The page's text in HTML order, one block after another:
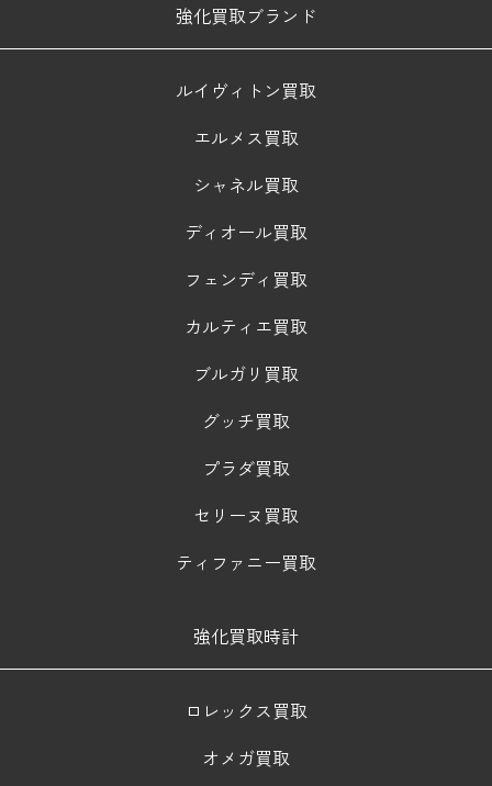
強化買取ブランド
ルイヴィトン買取
エルメス買取
シャネル買取
ディオール買取
フェンディ買取
カルティエ買取
ブルガリ買取
グッチ買取
プラダ買取
セリーヌ買取
ティファニー買取
強化買取時計
ロレックス買取
オメガ買取